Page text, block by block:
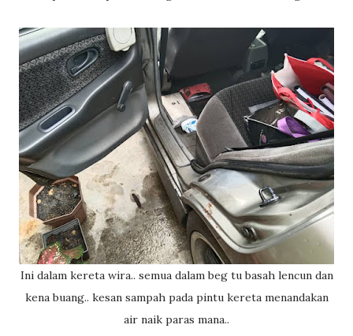
Ini dalam kereta wira.. semua dalam beg tu basah lencun dan
kena buang.. kesan sampah pada pintu kereta menandakan
air naik paras mana..